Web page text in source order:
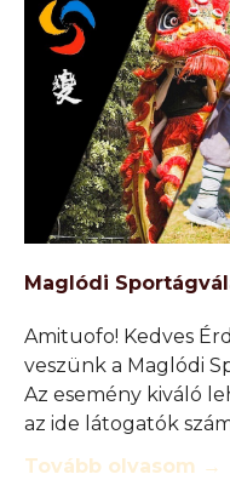
Maglódi
Amituofo! Kedves
veszünk a Maglódi
Az esemény kiváló
az ide látogatók
Tovább olvasom →